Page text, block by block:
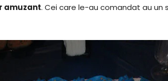
amuzant. Cei care le-au comandat au un